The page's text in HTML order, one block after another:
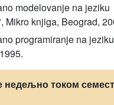
modelovanje na jeziku
Mikro knjiga, Beograd,
programiranje na jeziku
недељно током